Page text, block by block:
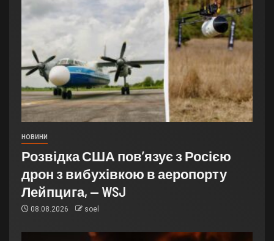
НОВИНИ
Розвідка США пов’язує з Росією
дрон з вибухівкою в аеропорту
Лейпцига, — WSJ
08.08.2026 soel